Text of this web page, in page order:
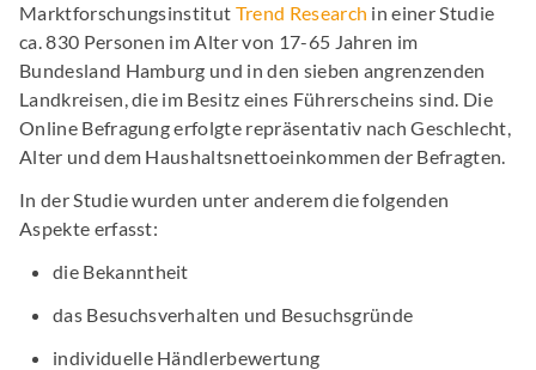
Marktforschungsinstitut Trend Research in einer Studie
ca. 830 Personen im Alter von 17-65 Jahren im
Bundesland Hamburg und in den sieben angrenzenden
Landkreisen, die im Besitz eines Führerscheins sind. Die
Online Befragung erfolgte repräsentativ nach Geschlecht,
Alter und dem Haushaltsnettoeinkommen der Befragten.
In der Studie wurden unter anderem die folgenden
Aspekte erfasst:
die Bekanntheit
das Besuchsverhalten und Besuchsgründe
individuelle Händlerbewertung